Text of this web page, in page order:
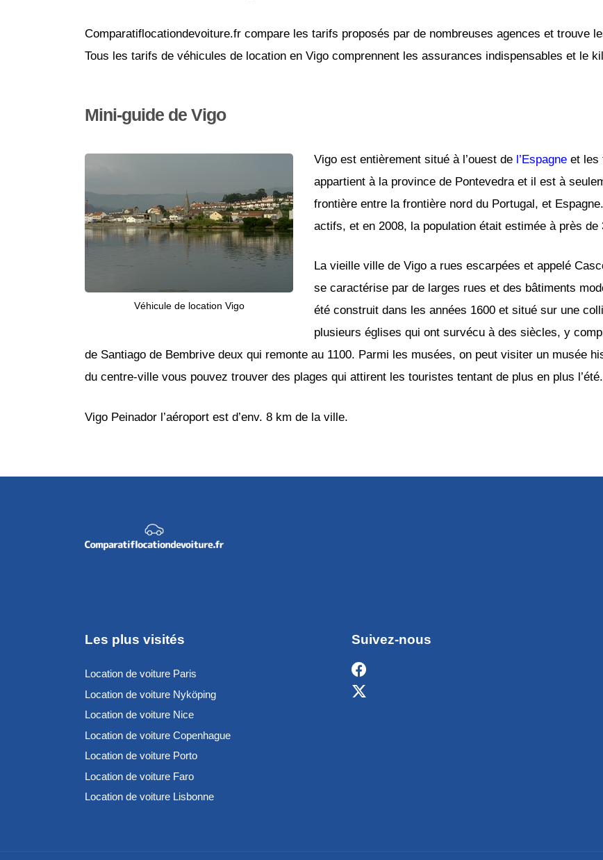
Comparatiflocationdevoiture.fr compare les tarifs proposés par de nombreuses agences et trouve
Tous les tarifs de véhicules de location en Vigo comprennent les assurances indispensables et le
Mini-guide de Vigo
Véhicule de location Vigo
Vigo est entièrement situé à l’ouest de l’Espagne et les
appartient à la province de Pontevedra et il est à
frontière entre la frontière nord du Portugal, et
actifs, et en 2008, la population était estimée à près de
La vieille ville de Vigo a rues escarpées et appelé
se caractérise par de larges rues et des bâtiments
été construit dans les années 1600 et situé sur une
plusieurs églises qui ont survécu à des siècles, y
de Santiago de Bembrive deux qui remonte au 1100. Parmi les musées, on peut visiter un musée
du centre-ville vous pouvez trouver des plages qui attirent les touristes tentant de plus en plus l’été.
Vigo Peinador l’aéroport est d’env. 8 km de la ville.
Les plus visités
Location de voiture Paris
Location de voiture Nyköping
Location de voiture Nice
Location de voiture Copenhague
Location de voiture Porto
Location de voiture Faro
Location de voiture Lisbonne
Suivez-nous